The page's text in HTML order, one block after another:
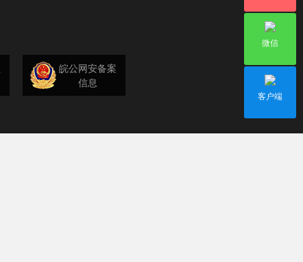
微信
客户端
皖公网安备案
信息